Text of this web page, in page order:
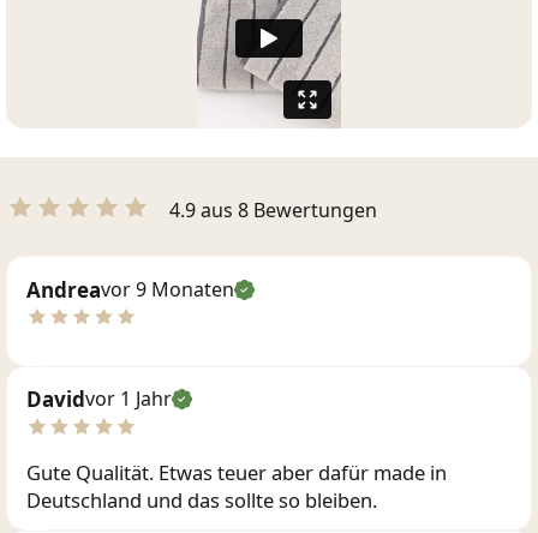
4.9 aus 8 Bewertungen
Andreavor 9 Monaten
Davidvor 1 Jahr
Gute Qualität. Etwas teuer aber dafür made in
Deutschland und das sollte so bleiben.